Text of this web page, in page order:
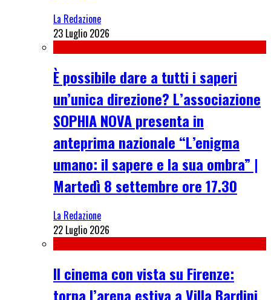
La Redazione
23 Luglio 2026
È possibile dare a tutti i saperi
un’unica direzione? L’associazione
SOPHIA NOVA presenta in
anteprima nazionale “L’enigma
umano: il sapere e la sua ombra” |
Martedì 8 settembre ore 17.30
La Redazione
22 Luglio 2026
Il cinema con vista su Firenze:
torna l’arena estiva a Villa Bardini